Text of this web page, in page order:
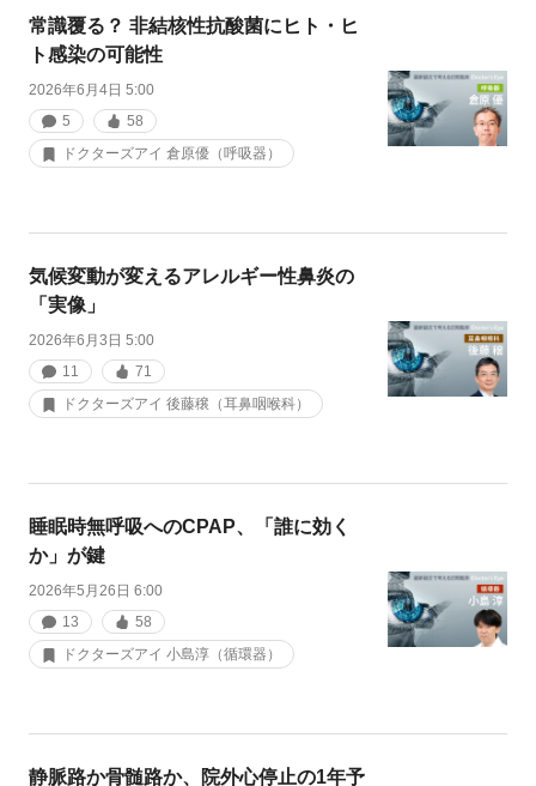
常識覆る？ 非結核性抗酸菌にヒト・ヒ
ト感染の可能性
2026年6月4日 5:00
5
58
ドクターズアイ 倉原優（呼吸器）
気候変動が変えるアレルギー性鼻炎の
「実像」
2026年6月3日 5:00
11
71
ドクターズアイ 後藤穣（耳鼻咽喉科）
睡眠時無呼吸へのCPAP、「誰に効く
か」が鍵
2026年5月26日 6:00
13
58
ドクターズアイ 小島淳（循環器）
静脈路か骨髄路か、院外心停止の1年予